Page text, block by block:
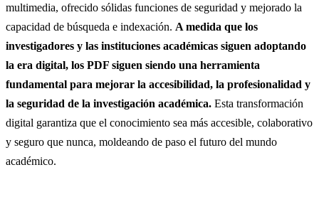
multimedia, ofrecido sólidas funciones de seguridad y mejorado la
capacidad de búsqueda e indexación. A medida que los
investigadores y las instituciones académicas siguen adoptando
la era digital, los PDF siguen siendo una herramienta
fundamental para mejorar la accesibilidad, la profesionalidad y
la seguridad de la investigación académica. Esta transformación
digital garantiza que el conocimiento sea más accesible, colaborativo
y seguro que nunca, moldeando de paso el futuro del mundo
académico.